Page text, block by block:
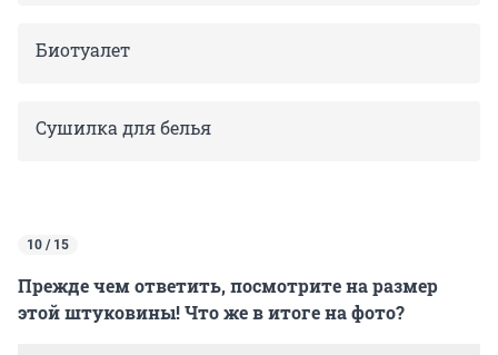
Биотуалет
Сушилка для белья
10 / 15
Прежде чем ответить, посмотрите на размер
этой штуковины! Что же в итоге на фото?